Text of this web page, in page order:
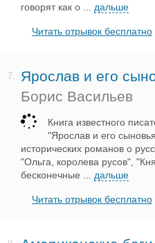
говорят как о
дальше
Читать отрывок бесплатно
7.
Ярослав и его
Борис Васильев
Книга известного
"Ярослав и его
исторических романов о
"Ольга, королева русов",
бесконечные
дальше
Читать отрывок бесплатно